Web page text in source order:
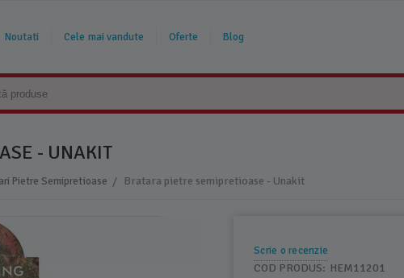
Noutati Cele mai vandute Oferte Blog
- UNAKIT
Pietre Semipretioase / Bratara pietre semipretioase - Unakit
Scrie o recenzie
COD PRODUS: HEM11201